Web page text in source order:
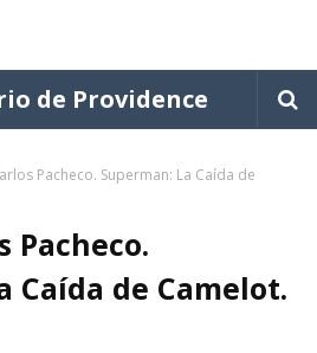
de Providence
Pacheco. Superman: La Caída de
Pacheco.
Caída de Camelot.